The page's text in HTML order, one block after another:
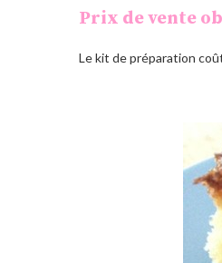
Prix de vente
Le kit de préparation